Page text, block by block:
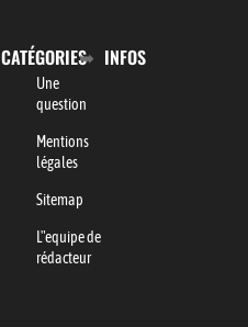
CATÉGORIES INFOS
Une
question
Mentions
légales
Sitemap
L"equipe de
rédacteur